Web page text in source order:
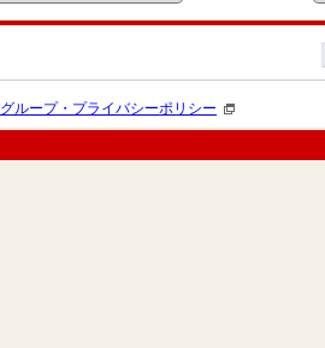
グループ・プライバシーポリシー